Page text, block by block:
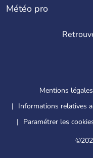
Météo pro
Mentions légales
Informations relatives
Paramétrer les
©